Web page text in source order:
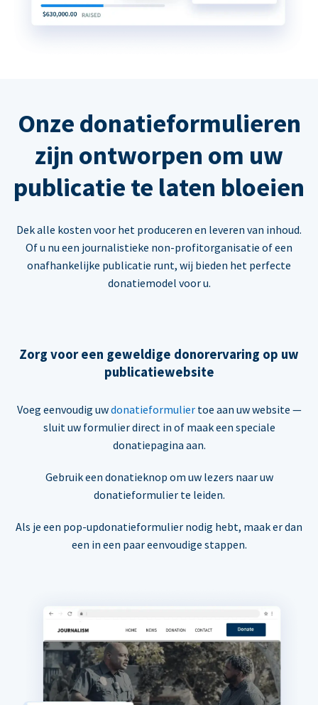
Onze donatieformulieren
zijn ontworpen om uw
publicatie te laten bloeien
Dek alle kosten voor het produceren en leveren van inhoud.
Of u nu een journalistieke non-profitorganisatie of een
onafhankelijke publicatie runt, wij bieden het perfecte
donatiemodel voor u.
Zorg voor een geweldige donorervaring op uw
publicatiewebsite
Voeg eenvoudig uwdonatieformuliertoe aan uw website —
sluit uw formulier direct in of maak een speciale
donatiepagina aan.
Gebruik een donatieknop om uw lezers naar uw
donatieformulier te leiden.
Als je een pop-updonatieformulier nodig hebt, maak er dan
een in een paar eenvoudige stappen.